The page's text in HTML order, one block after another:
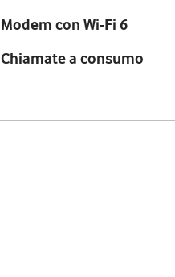
Modem con Wi-Fi 6
Chiamate a consumo